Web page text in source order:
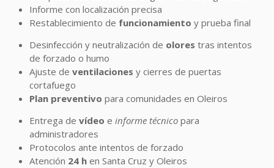
Informe con localización precisa
Restablecimiento de funcionamiento y prueba final
Desinfección y neutralización de olores tras intentos
de forzado o humo
Ajuste de ventilaciones y cierres de puertas
cortafuego
Plan preventivo para comunidades en Oleiros
Entrega de vídeo e informe técnico para
administradores
Protocolos ante intentos de forzado
Atención 24 h en Santa Cruz y Oleiros